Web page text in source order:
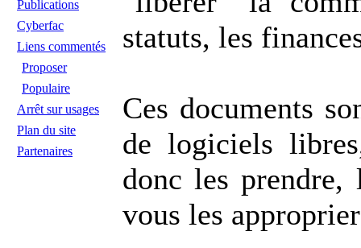
Publications
Cyberfac
Liens commentés
Proposer
Populaire
Arrêt sur usages
Plan du site
Partenaires
statuts, les
Ces documents
de logiciels
donc les
vous les